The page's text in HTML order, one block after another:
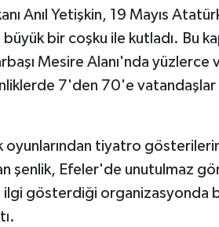
Anıl Yetişkin, 19 Mayıs
büyük bir coşku ile kutladı. Bu
Mesire Alanı'nda yüzlerce
7'den 70'e vatandaşlar
oyunlarından tiyatro
şenlik, Efeler'de unutulmaz
ilgi gösterdiği organizasyonda